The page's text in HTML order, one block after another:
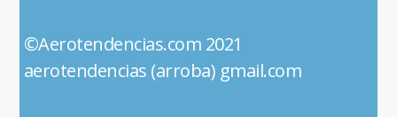
©Aerotendencias.com 2021
aerotendencias (arroba) gmail.com